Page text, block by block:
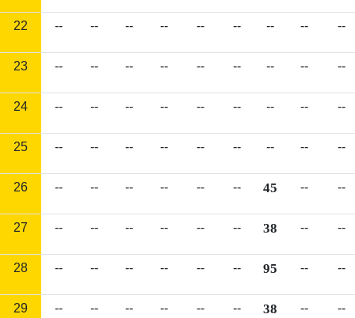
22 -- -- -- -- -- -- -- -- --
23 -- -- -- -- -- -- -- -- --
24 -- -- -- -- -- -- -- -- --
25 -- -- -- -- -- -- -- -- --
26 -- -- -- -- -- -- 45 -- --
27 -- -- -- -- -- -- 38 -- --
28 -- -- -- -- -- -- 95 -- --
29 -- -- -- -- -- -- 38 -- --